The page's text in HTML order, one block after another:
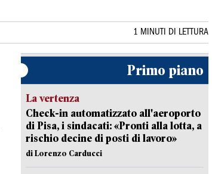
1 MINUTI DI LETTURA
Primo piano
La vertenza
Check-in automatizzato all'aeroporto
di Pisa, i sindacati: «Pronti alla lotta, a
rischio decine di posti di lavoro»
di Lorenzo Carducci